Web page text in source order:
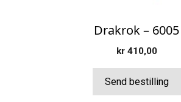
Drakrok – 6005
kr410,00
Send bestilling